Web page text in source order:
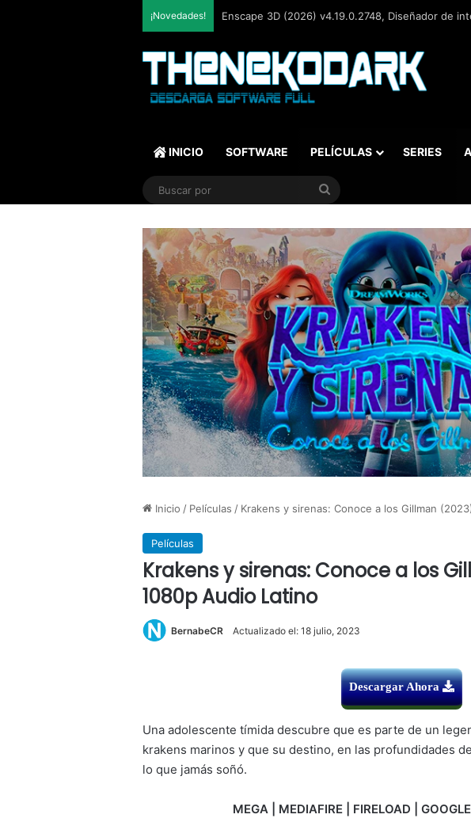
¡Novedades! Enscape 3D (2026) v4.19.0.2748, Diseñador de
INICIO SOFTWARE PELÍCULAS SERIES
Buscar
Inicio / Películas / Krakens y sirenas: Conoce a los Gillman
Películas
Krakens y sirenas: Conoce a los
1080p Audio Latino
BernabeCR Actualizado el: 18 julio, 2023
Descargar Ahora
Una adolescente tímida descubre que es parte de un
krakens marinos y que su destino, en las profundidades
lo que jamás soñó.
MEGA | MEDIAFIRE | FIRELOAD |